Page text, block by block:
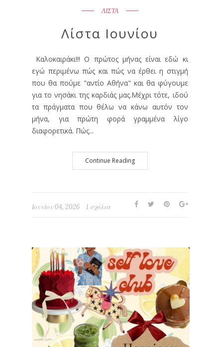
ΛΙΣΤΑ
Λίστα Ιουνίου
Καλοκαιράκι!!! Ο πρώτος μήνας είναι εδώ κι
εγώ περιμένω πώς και πώς να έρθει η στιγμή
που θα πούμε "αντίο Αθήνα" και θα φύγουμε
για το νησάκι της καρδιάς μας.Μέχρι τότε, ιδού
τα πράγματα που θέλω να κάνω αυτόν τον
μήνα, για πρώτη φορά γραμμένα λίγο
διαφορετικά. Πώς...
Continue Reading
Ιουνίου 04, 2026 1 σχόλια